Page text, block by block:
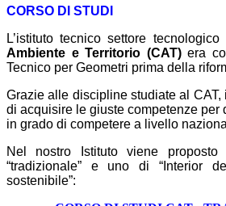
CORSO DI STUDI
L’istituto tecnico settore tecnologico
Ambiente e Territorio (CAT)era
Tecnico per Geometri prima della
Grazie alle discipline studiate al
di acquisire le giuste competenze per
in grado di competere a livello
Nel nostro Istituto viene
“tradizionale” e uno di “Interior
sostenibile”: